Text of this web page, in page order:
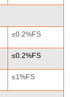
≤0.2%FS
≤0.2%FS
≤1%FS